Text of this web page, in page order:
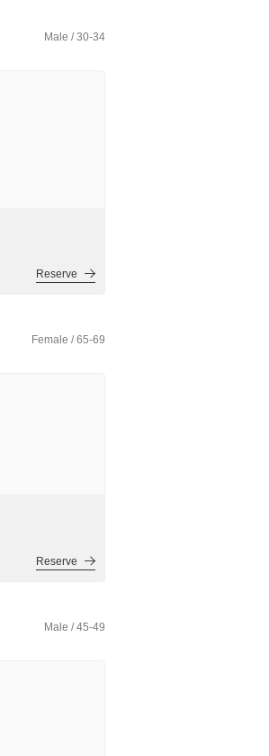
Male / 30-34
Reserve
Female / 65-69
Reserve
Male / 45-49